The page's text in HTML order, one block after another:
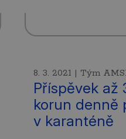
8. 3. 2021 | Tým
Příspěvek až
korun denně
v karanténě